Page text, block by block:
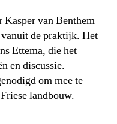
Kasper van Benthem
de praktijk. Het
Ettema, die het
en discussie.
om mee te
landbouw.